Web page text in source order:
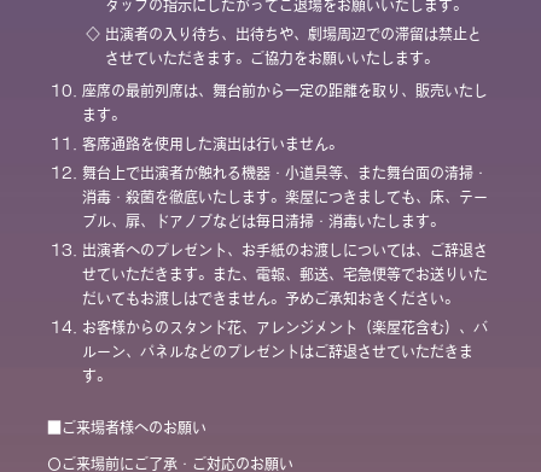
タッフの指示にしたがってご退場をお願いいたします。
◇ 出演者の入り待ち、出待ちや、劇場周辺での滞留は禁止と
させていただきます。ご協力をお願いいたします。
10.
座席の最前列席は、舞台前から一定の距離を取り、販売いたし
ます。
11.
客席通路を使用した演出は行いません。
12.
舞台上で出演者が触れる機器・小道具等、また舞台面の清掃・
消毒・殺菌を徹底いたします。楽屋につきましても、床、テー
ブル、扉、ドアノブなどは毎日清掃・消毒いたします。
13.
出演者へのプレゼント、お手紙のお渡しについては、ご辞退さ
せていただきます。また、電報、郵送、宅急便等でお送りいた
だいてもお渡しはできません。予めご承知おきください。
14.
お客様からのスタンド花、アレンジメント（楽屋花含む）、バ
ルーン、パネルなどのプレゼントはご辞退させていただきま
す。
■ご来場者様へのお願い
〇ご来場前にご了承・ご対応のお願い